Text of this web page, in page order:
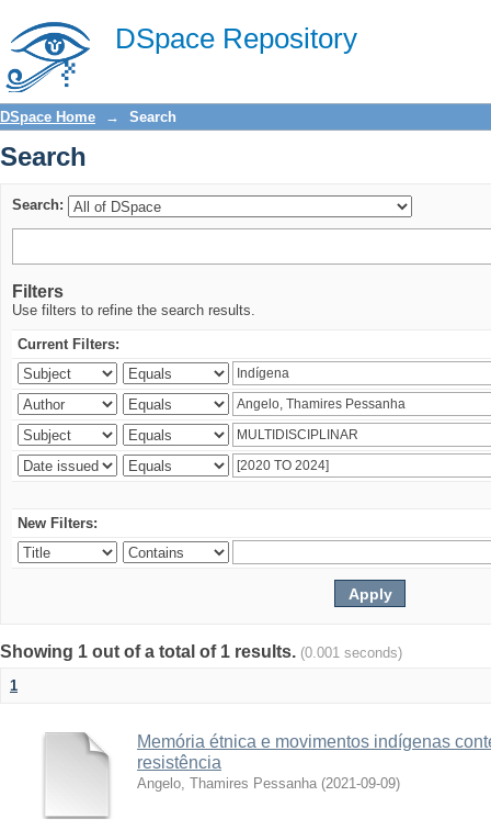
DSpace Repository
Search
DSpace Home → Search
Search
Search:
Filters
Use filters to refine the search results.
Current Filters:
New Filters:
Showing 1 out of a total of 1 results. (0.001 seconds)
1
Memória étnica e movimentos indígenas
resistência
Angelo, Thamires Pessanha (2021-09-09)